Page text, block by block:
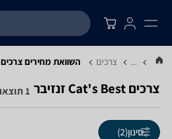
... צרכים השוואת מחירים צרכים ‏Cat's Best ‏זנזיבר
צרכים ‏Cat's Best ‏זנזיבר 1 תוצאות
סינון(2)